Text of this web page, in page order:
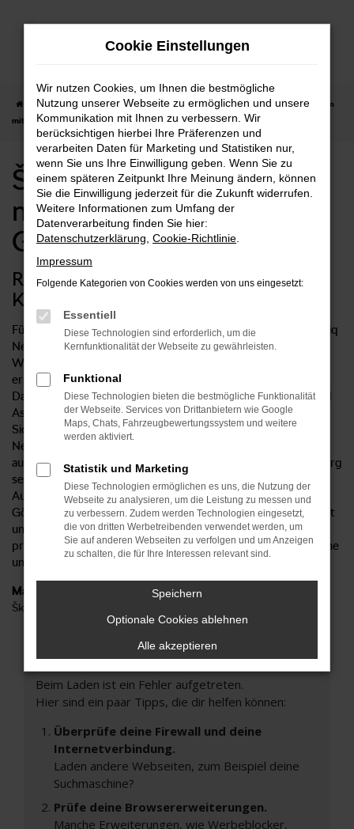
Zum
Startseite Göppingen Škoda Škoda Kamiq
Škoda Kamiq Neuwagen
mit Lieferservice nach Göppingen
Škoda Kamiq Neuwagen
mit Lieferservice nach
Göppingen
Rundum sorglos mit einem Škoda
Kamiq Neuwagen in Göppingen
Für Fahrten in Göppingen und Umgebung ist ein Škoda Kamiq
Neuwagen die bestmögliche Wahl. Sie profitieren auf diese
Weise von sämtlichen Vorzügen, die das Modell bietet und
erhalten ein Fahrzeug aus der aktuellen Modellgeneration.
Damit verbunden sind natürlich auch die aktuellen Extras und
Assistenzsysteme sowie die umfangreiche
Sicherheitsausstattung. Fakt ist, dass der Škoda Kamiq
Neuwagen in jeder Modellgeneration verbessert wurde und
auch gegenüber der Konkurrenz punktet. Beim Autohaus Sorg
setzen wir mit einem unschlagbar günstigen Preis noch ein
Ausrufezeichen dahinter. Mit unserem Lieferservice nach
Göppingen und Umgebung steigen Sie in ein Modell, das weit
unter dem Listenpreis angeboten wird. Darüber hinaus
profitieren Sie von unserer Erfahrung und dürfen sich auf eine
umfangreiche und faire Beratung freuen.
Marken
Škoda
Fehler: Network Error
Beim Laden ist ein Fehler aufgetreten.
Hier sind ein paar Tipps, die dir helfen können:
Überprüfe deine Firewall und deine
Internetverbindung.
Laden andere Webseiten, zum Beispiel deine
Suchmaschine?
Prüfe deine Browsererweiterungen.
Manche Erweiterungen, wie Werbeblocker,
Cookie Einstellungen
Wir nutzen Cookies, um Ihnen die bestmögliche
Nutzung unserer Webseite zu ermöglichen und unsere
Kommunikation mit Ihnen zu verbessern. Wir
berücksichtigen hierbei Ihre Präferenzen und
verarbeiten Daten für Marketing und Statistiken nur,
wenn Sie uns Ihre Einwilligung geben. Wenn Sie zu
einem späteren Zeitpunkt Ihre Meinung ändern, können
Sie die Einwilligung jederzeit für die Zukunft widerrufen.
Weitere Informationen zum Umfang der
Datenverarbeitung finden Sie hier:
Datenschutzerklärung Cookie-Richtlinie
Impressum
Folgende Kategorien von Cookies werden von uns eingesetzt:
Essentiell
Diese Technologien sind erforderlich, um die
Kernfunktionalität der Webseite zu gewährleisten.
Funktional
Diese Technologien bieten die bestmögliche Funktionalität
der Webseite. Services von Drittanbietern wie Google
Maps, Chats, Fahrzeugbewertungssystem und weitere
werden aktiviert.
Statistik und Marketing
Diese Technologien ermöglichen es uns, die Nutzung der
Webseite zu analysieren, um die Leistung zu messen und
zu verbessern. Zudem werden Technologien eingesetzt,
die von dritten Werbetreibenden verwendet werden, um
Sie auf anderen Webseiten zu verfolgen und um Anzeigen
zu schalten, die für Ihre Interessen relevant sind.
Speichern
Optionale Cookies ablehnen
Alle akzeptieren